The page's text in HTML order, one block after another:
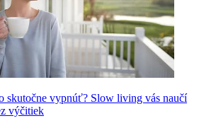
skutočne vypnúť? Slow living vás naučí
výčitiek